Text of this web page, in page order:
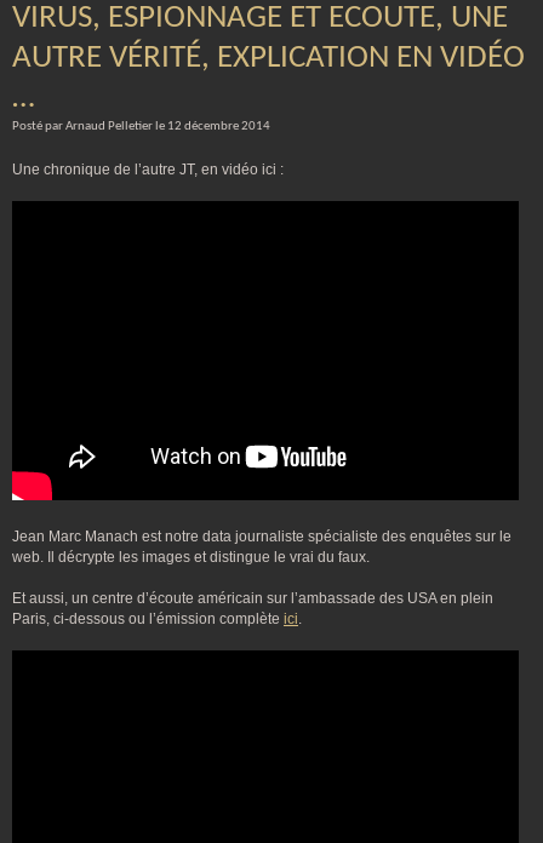
VIRUS, ESPIONNAGE ET ECOUTE, UNE
AUTRE VÉRITÉ, EXPLICATION EN VIDÉO
…
Posté par Arnaud Pelletier le 12 décembre 2014
Une chronique de l’autre JT, en vidéo ici :
Jean Marc Manach est notre data journaliste spécialiste des enquêtes sur le
web. Il décrypte les images et distingue le vrai du faux.
Et aussi, un centre d’écoute américain sur l’ambassade des USA en plein
Paris, ci-dessous ou l’émission complète ici.